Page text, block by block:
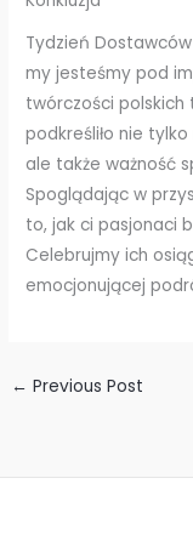
Tydzień
my jesteśmy pod
twórczości polskich
podkreśliło nie
ale także ważność
Spoglądając w
to, jak ci pasjonaci
Celebrujmy ich
emocjonującej
← Previous Post